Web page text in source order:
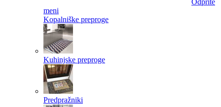
Odprite
meni
Kopalniške preproge
Kuhinjske preproge
Predpražniki